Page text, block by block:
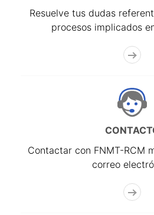
Resuelve tus dudas
procesos implicados
Contactar con FNMT-RCM
correo